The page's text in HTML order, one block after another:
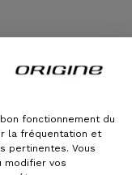
fonctionnement du
la fréquentation et
pertinentes. Vous
modifier vos